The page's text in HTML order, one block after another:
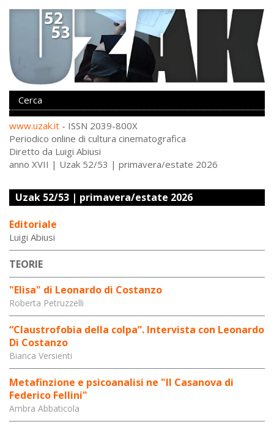
www.uzak.it - ISSN 2039-800X
Periodico online di cultura cinematografica
Diretto da Luigi Abiusi
anno XVII | Uzak 52/53 | primavera/estate 2026
Editoriale
Luigi Abiusi
TEORIE
"Elisa" di Leonardo di Costanzo
Roberta Petruzzelli
“Claustrofobia della colpa”. Intervista con Leonardo
Di Costanzo
Bianca Versienti
Metafinzione e psicoanalisi ne "Il Casanova di
Federico Fellini"
Ambra Abbaticola